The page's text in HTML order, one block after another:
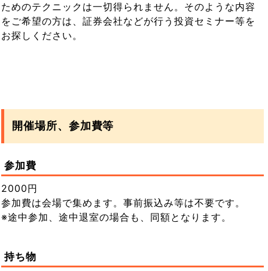
ためのテクニックは一切得られません。そのような内容
をご希望の方は、証券会社などが行う投資セミナー等を
お探しください。
開催場所、参加費等
参加費
2000円
参加費は会場で集めます。事前振込み等は不要です。
※途中参加、途中退室の場合も、同額となります。
持ち物